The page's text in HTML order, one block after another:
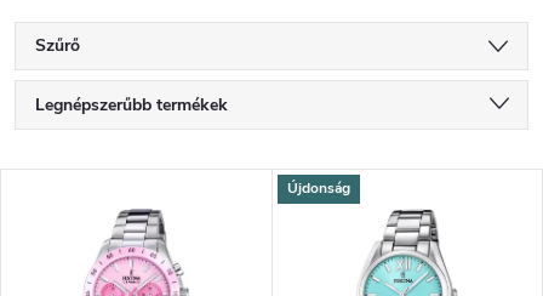
Szűrő
T
e
Legnépszerűbb termékek
ABC szerint
Újdonság